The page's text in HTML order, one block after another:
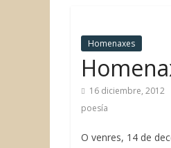
Homenaxes
16 diciembre, 2012
poesía
O venres, 14 de